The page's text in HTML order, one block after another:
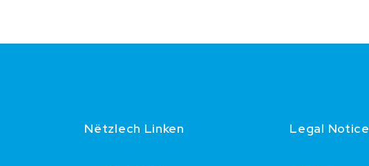
Nëtzlech Linken Legal Notice